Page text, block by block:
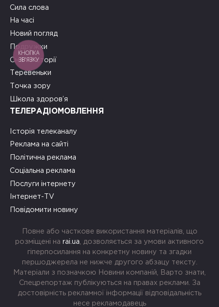
Сила слова
На часі
Новий погляд
Подружки
Смачні історії
Теревеньки
Точка зору
Школа здоров’я
ТЕЛЕРАДІОМОВЛЕННЯ
Історія телеканалу
Реклама на сайті
Політична реклама
Соціальна реклама
Послуги інтернету
Інтернет-TV
Повідомити новину
Повне або часткове використання матеріалів, що
розміщені на rai.ua , дозволяється за умови активного
гіперпосилання на конкретну новину та згадки
першоджерела не нижче другого абзацу тексту.
Матеріали з позначкою Новини компаній, Варто знати,
Спецрепортаж публікуються на правах реклами. За
достовірність рекламної інформації відповідальність
несе рекламодавець
КНОПКА
ЗВ'ЯЗКУ